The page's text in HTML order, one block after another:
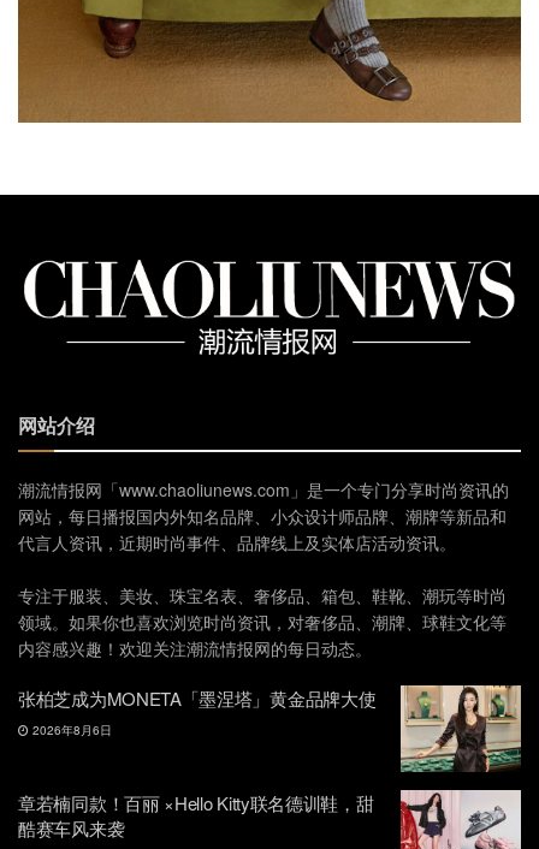
网站介绍
潮流情报网「www.chaoliunews.com」是一个专门分享时尚资讯的
网站，每日播报国内外知名品牌、小众设计师品牌、潮牌等新品和
代言人资讯，近期时尚事件、品牌线上及实体店活动资讯。
专注于服装、美妆、珠宝名表、奢侈品、箱包、鞋靴、潮玩等时尚
领域。如果你也喜欢浏览时尚资讯，对奢侈品、潮牌、球鞋文化等
内容感兴趣！欢迎关注潮流情报网的每日动态。
张柏芝成为MONETA「墨涅塔」黄金品牌大使
2026年8月6日
章若楠同款！百丽 ×Hello Kitty联名德训鞋，甜
酷赛车风来袭